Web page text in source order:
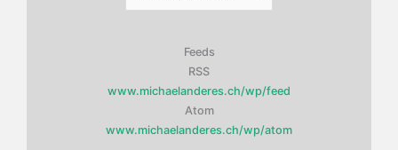
Feeds
RSS
www.michaelanderes.ch/wp/feed
Atom
www.michaelanderes.ch/wp/atom